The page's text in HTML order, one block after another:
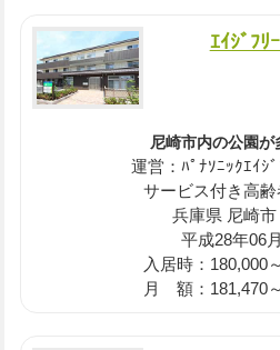
ｴｲｼﾞﾌﾘ
尼崎市内の公園が
運営：ﾊﾟﾅｿﾆｯｸｴｲｼ
サービス付き高
兵庫県 尼崎市
平成28年06
入居時：180,000
月 額：181,470